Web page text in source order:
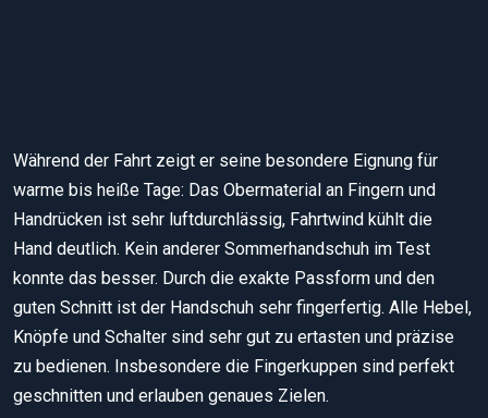
Während der Fahrt zeigt er seine besondere Eignung für
warme bis heiße Tage: Das Obermaterial an Fingern und
Handrücken ist sehr luftdurchlässig, Fahrtwind kühlt die
Hand deutlich. Kein anderer Sommerhandschuh im Test
konnte das besser. Durch die exakte Passform und den
guten Schnitt ist der Handschuh sehr fingerfertig. Alle Hebel,
Knöpfe und Schalter sind sehr gut zu ertasten und präzise
zu bedienen. Insbesondere die Fingerkuppen sind perfekt
geschnitten und erlauben genaues Zielen.